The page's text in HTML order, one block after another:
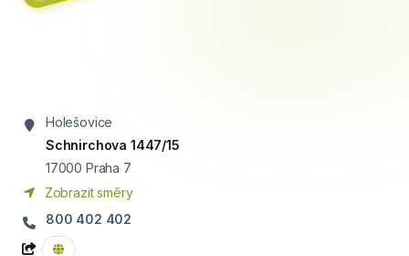
Holešovice
Schnirchova 1447/15
17000 Praha 7
Zobrazit směry
800 402 402